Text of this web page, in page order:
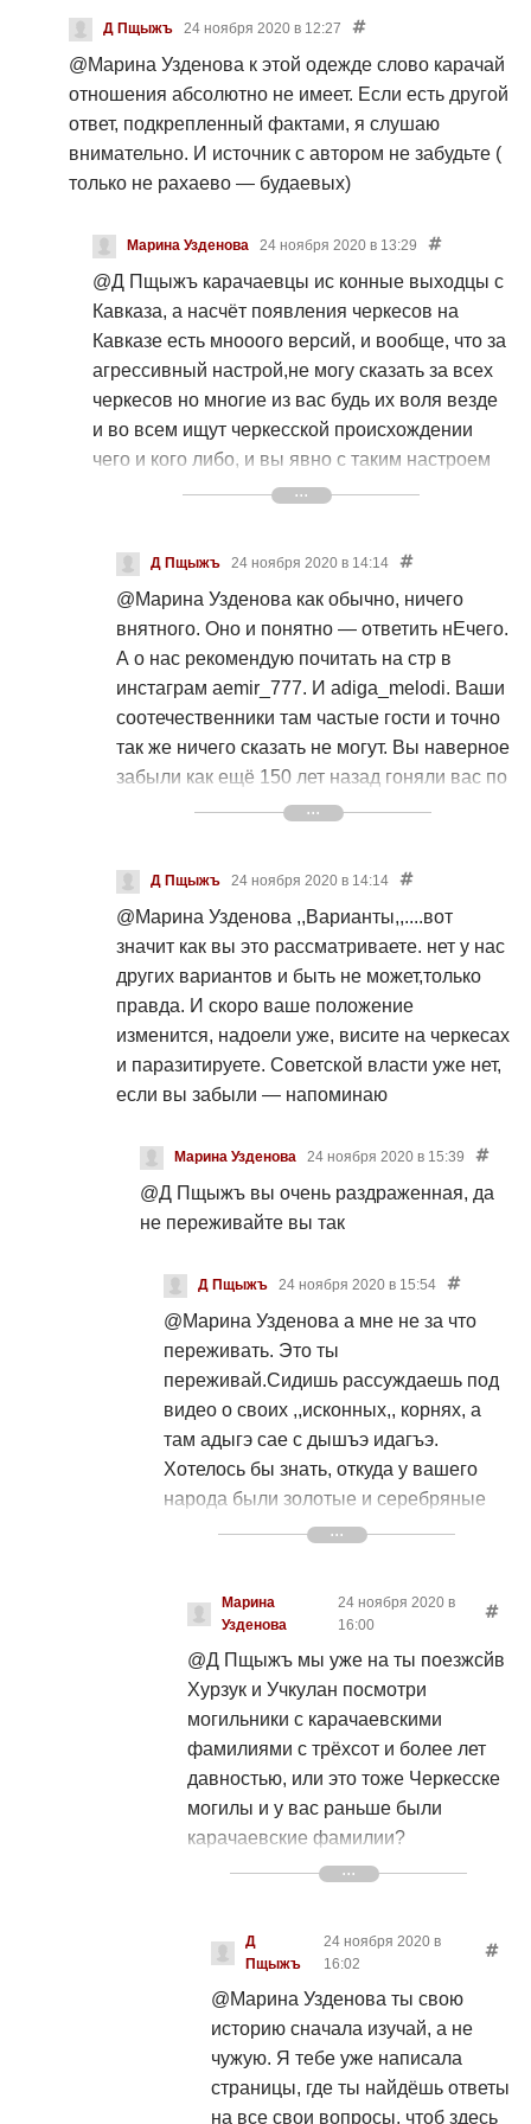
Д Пщыжъ 24 ноября 2020 в 12:27
@Марина Узденова к этой одежде слово карачай
отношения абсолютно не имеет. Если есть другой
ответ, подкрепленный фактами, я слушаю
внимательно. И источник с автором не забудьте (
только не рахаево — будаевых)
Марина Узденова 24 ноября 2020 в 13:29
@Д Пщыжъкарачаевцы ис конные выходцы с
Кавказа, а насчёт появления черкесов на
Кавказе есть мнооого версий, и вообще, что за
агрессивный настрой,не могу сказать за всех
черкесов но многие из вас будь их воля везде
и во всем ищут черкесской происхождении
чего и кого либо, и вы явно с таким настроем
посмотрели этот ролик. Но как бы вас это
так болезненно воспринимать счастье и
радость других. Нельзя быть во всем так
котегорично быть уверенной и озлобленной,
оставвтье и другие варианты возможными. Я
тоже желаю Вам всего доброго
Д Пщыжъ 24 ноября 2020 в 14:14
@Марина Узденова как обычно, ничего
внятного. Оно и понятно — ответить нЕчего.
А о нас рекомендую почитать на стр в
инстаграм aemir_777. И adiga_melodi. Ваши
соотечественники там частые гости и точно
так же ничего сказать не могут. Вы наверное
забыли как ещё 150 лет назад гоняли вас по
всему кавказу и прятались жили в горах. И
карачеркесы вы были — тоже помнят. (
надеюсь, перевод не нужен). Так что ... И
тебе не хворать
Д Пщыжъ 24 ноября 2020 в 14:14
@Марина Узденова ,,Варианты,,....вот
значит как вы это рассматриваете. нет у нас
других вариантов и быть не может,только
правда. И скоро ваше положение
изменится, надоели уже, висите на черкесах
и паразитируете. Советской власти уже нет,
если вы забыли — напоминаю
Марина Узденова 24 ноября 2020 в 15:39
@Д Пщыжъвы очень раздраженная, да
не переживайте вы так
Д Пщыжъ 24 ноября 2020 в 15:54
@Марина Узденова а мне не за что
переживать. Это ты
переживай.Сидишь рассуждаешь под
видео о своих ,,исконных,, корнях, а
там адыгэ сае с дышъэ идагъэ.
Хотелось бы знать, откуда у вашего
народа были золотые и серебряные
нити? Я уж молчу о красном или белом
называет аланы. Вы уж определитесь
неинтересно
Марина
Узденова
24 ноября 2020 в
16:00
@Д Пщыжъмы уже на ты поезжсйв
Хурзук и Учкулан посмотри
могильники с карачаевскими
фамилиями с трёхсот и более лет
давностью, или это тоже Черкесске
могилы и у вас раньше были
карачаевские фамилии?
Кабардинцы всегда жили там где и
земле, а народ называемый
где Черкесске могли в кчр которым
более 300 лет. Тебя послушать весь
Кавказ обязан вам, что теперь у них
такая одежда, что пока вы её
Д
Пщыжъ
24 ноября 2020 в
16:02
@Марина Узденова ты свою
историю сначала изучай, а не
чужую. Я тебе уже написала
страницы, где ты найдёшь ответы
на все свои вопросы, чтоб здесь